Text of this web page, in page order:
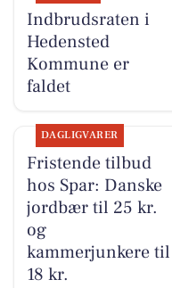
Indbrudsraten i
Hedensted
Kommune er
faldet
DAGLIGVARER
Fristende tilbud
hos Spar: Danske
jordbær til 25 kr.
og
kammerjunkere til
18 kr.